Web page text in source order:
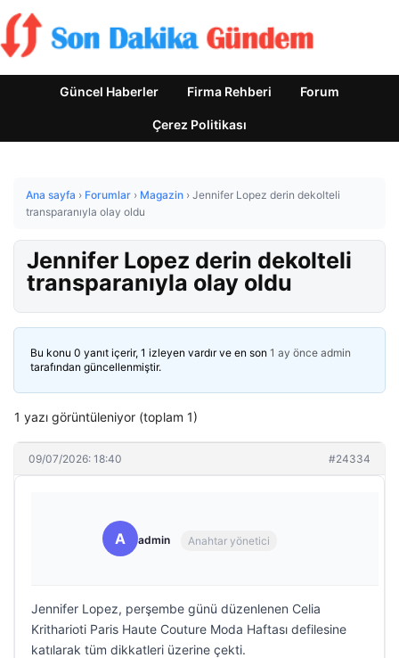
Güncel Haberler Firma Rehberi Forum
Çerez Politikası
Ana sayfa › Forumlar › Magazin › Jennifer Lopez derin dekolteli
transparanıyla olay oldu
Jennifer Lopez derin dekolteli
transparanıyla olay oldu
Bu konu 0 yanıt içerir, 1 izleyen vardır ve en son 1 ay önce admin
tarafından güncellenmiştir.
1 yazı görüntüleniyor (toplam 1)
09/07/2026: 18:40 #24334
A admin Anahtar yönetici
Jennifer Lopez, perşembe günü düzenlenen Celia
Kritharioti Paris Haute Couture Moda Haftası defilesine
katılarak tüm dikkatleri üzerine çekti.